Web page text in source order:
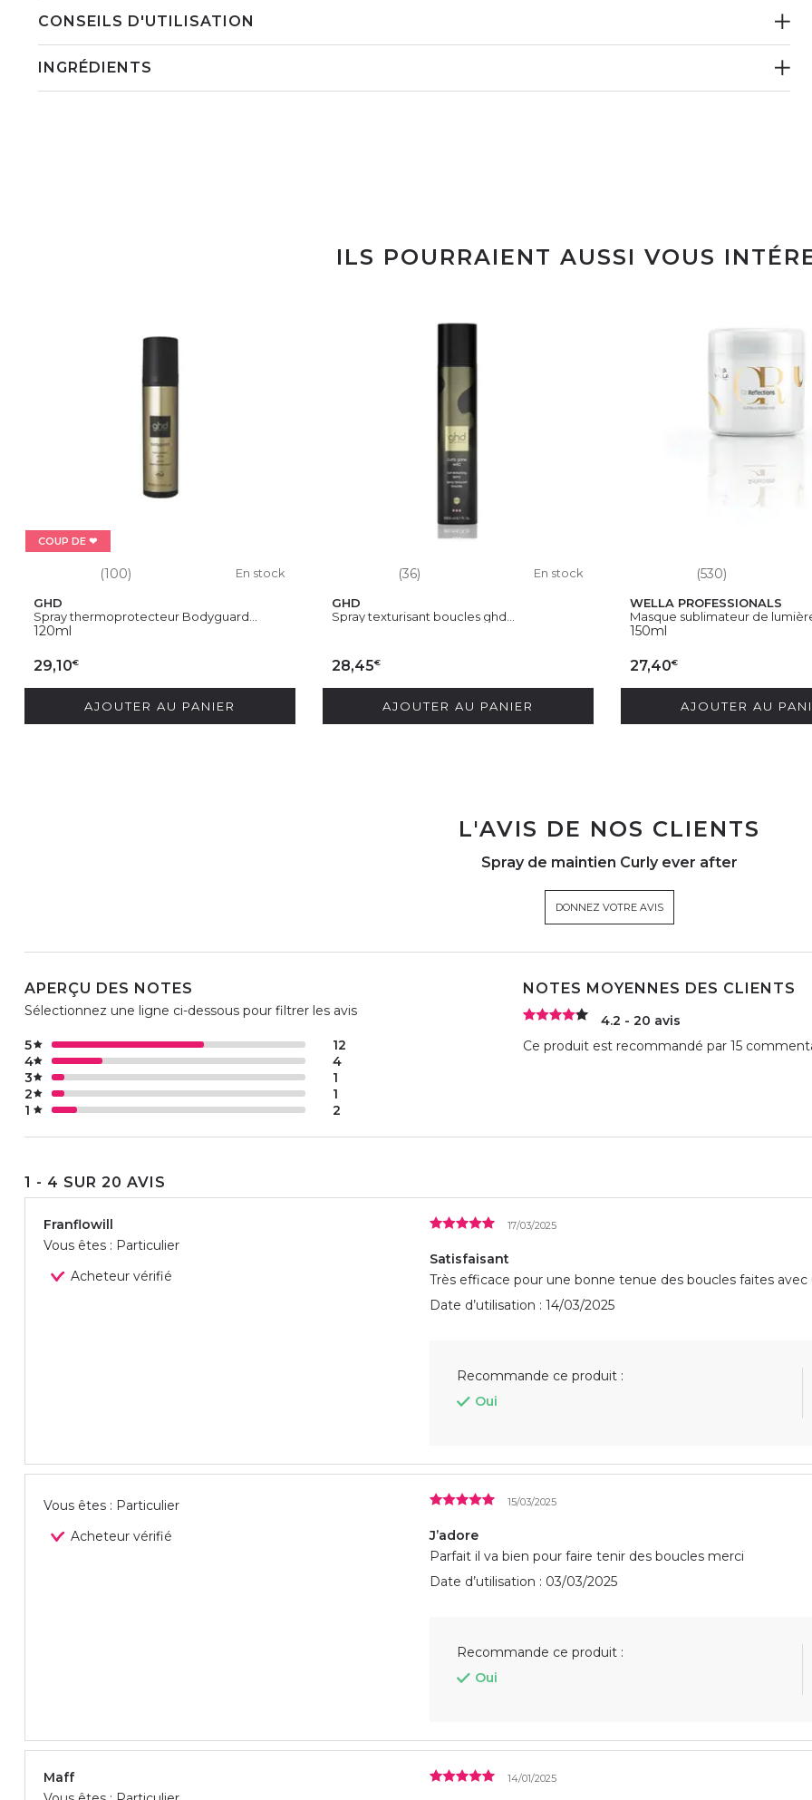
CONSEILS D'UTILISATION
INGRÉDIENTS
ILS POURRAIENT AUSSI VOUS
COUP DE ❤
(100) En stock
GHD
Spray thermoprotecteur Bodyguard...
120ml
29,10€
AJOUTER AU PANIER
(36) En stock
GHD
Spray texturisant boucles ghd...
28,45€
AJOUTER AU PANIER
(530)
WELLA PROFESSIONALS
Masque sublimateur de
150ml
27,40€
AJOUTER AU
L'AVIS DE NOS CLIENTS
Spray de maintien Curly ever after
DONNEZ VOTRE AVIS
APERÇU DES NOTES
Sélectionnez une ligne ci-dessous pour filtrer les avis
1 2
2 1
3 1
4 4
5 12
NOTES MOYENNES DES CLIENTS
4.2 - 20 avis
Ce produit est recommandé par 15
1 - 4 SUR 20 AVIS
Franflowill
Vous êtes : Particulier
Acheteur vérifié
17/03/2025
Satisfaisant
Très efficace pour une bonne tenue des boucles faites avec
Date d’utilisation : 14/03/2025
Recommande ce produit :
Oui
Vous êtes : Particulier
Acheteur vérifié
15/03/2025
J’adore
Parfait il va bien pour faire tenir des boucles merci
Date d’utilisation : 03/03/2025
Recommande ce produit :
Oui
Maff
14/01/2025